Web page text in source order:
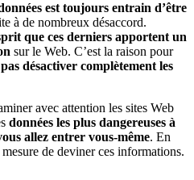
est toujours entrain d’être
à de nombreux désaccord.
que ces derniers apportent un
sur le Web. C’est la raison pour
désactiver complètement les
avec attention les sites Web
données les plus dangereuses à
allez entrer vous-même. En
de deviner ces informations.